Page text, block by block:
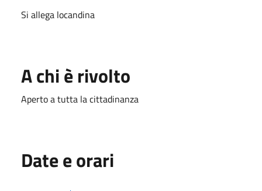
Si allega locandina
A chi è rivolto
Aperto a tutta la cittadinanza
Date e orari